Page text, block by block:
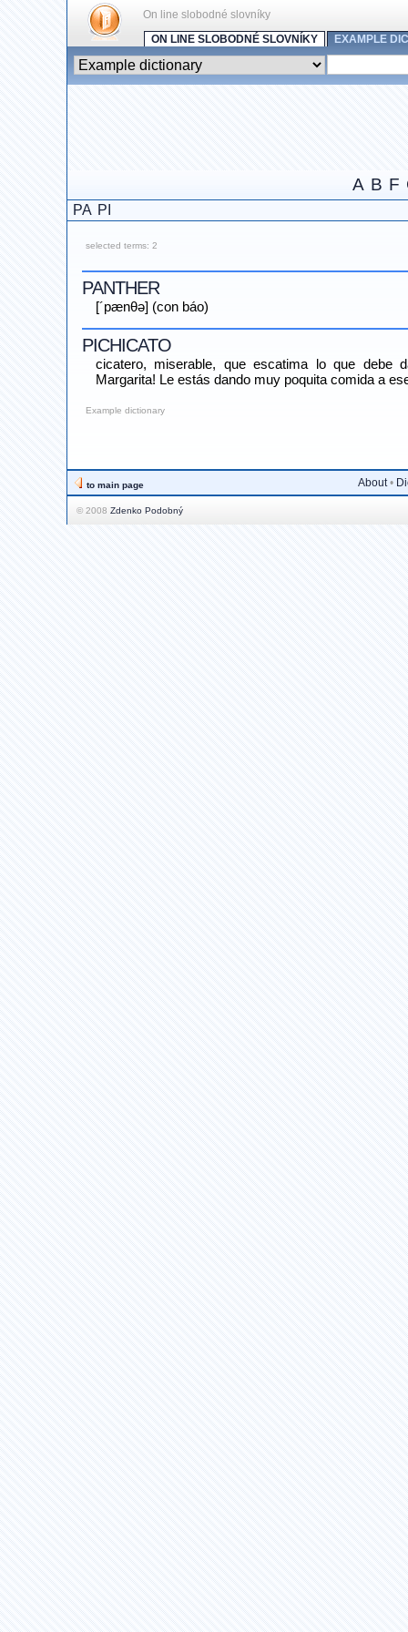
On line slobodné slovníky
ON LINE SLOBODNÉ SLOVNÍKY
EXAMPLE
A B F
PA PI
selected terms: 2
PANTHER
[´pænθə] (con báo)
PICHICATO
cicatero, miserable, que escatima lo que debe
Margarita! Le estás dando muy poquita comida a
Example dictionary
to main page About•
© 2008 Zdenko Podobný